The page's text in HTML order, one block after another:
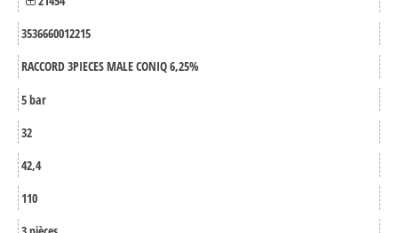
3536660012215
RACCORD 3PIECES MALE CONIQ 6,25%
5 bar
32
42,4
110